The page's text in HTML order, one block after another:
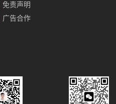
免责声明
广告合作